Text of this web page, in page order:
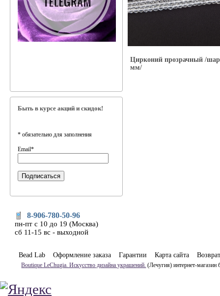
Быть в курсе акций и скидок!
* обязательно для заполнения
Email*
Цирконий прозрачный /
мм/
8-906-780-50-96
пн-пт с 10 до 19 (Москва)
сб 11-15 вс - выходной
Bead Lab Оформление заказа Гарантии Карта сайта Возврат
Boutique LeChugia. Искусство дизайна украшений. (Лечугия) интернет-